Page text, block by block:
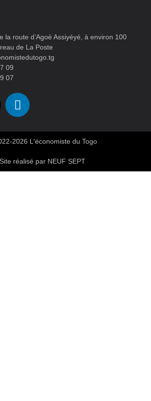
la route d’Agoè Assiyéyé, à environ 100
de La Poste
09
07
2026 L'économiste du Togo
Site réalisé par NEUF SEPT